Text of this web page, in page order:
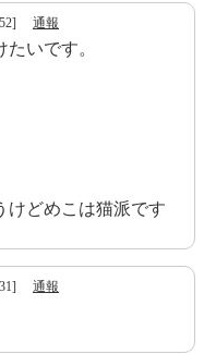
通報
いです。
けどめこは猫派です
通報